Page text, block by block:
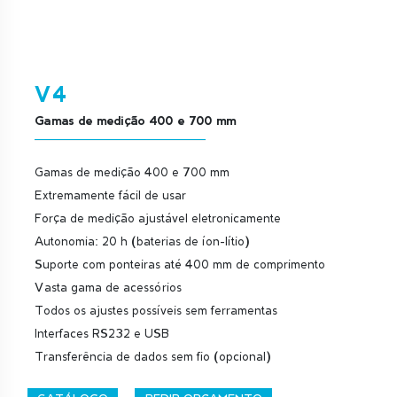
V4
Gamas de medição 400 e 700 mm
Gamas de medição 400 e 700 mm
Extremamente fácil de usar
Força de medição ajustável eletronicamente
Autonomia: 20 h (baterias de íon-lítio)
Suporte com ponteiras até 400 mm de comprimento
Vasta gama de acessórios
Todos os ajustes possíveis sem ferramentas
Interfaces RS232 e USB
Transferência de dados sem fio (opcional)